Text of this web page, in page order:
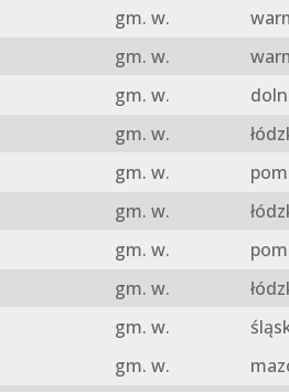
gm. w.
gm. w.
gm. w.
gm. w.
gm. w.
gm. w.
gm. w.
gm. w.
gm. w.
gm. w.